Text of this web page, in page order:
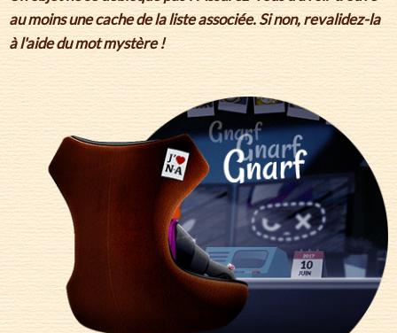
au moins une cache de la liste associée. Si non, revalidez-la
à l'aide du mot mystère !